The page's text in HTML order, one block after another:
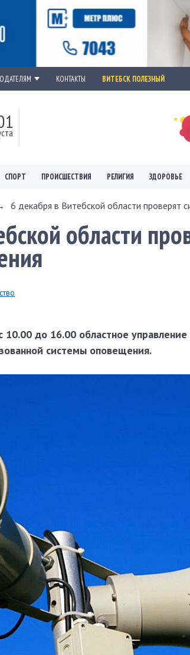
КОНТАКТЫ ВИТЕБСК ПОЛЕЗНЫЙ
СПОРТ ПРОИСШЕСТВИЯ РЕЛИГИЯ ЗДОРОВЬЕ
6 декабря в Витебской области проверят
области
10.00 до 16.00 областное
системы оповещения.